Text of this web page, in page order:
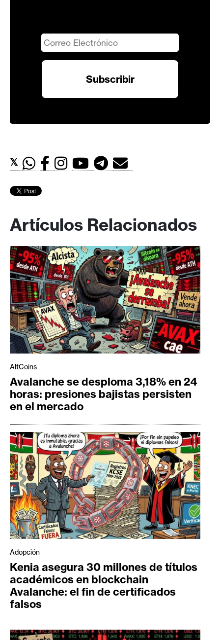
𝕏
Artículos Relacionados
AltCoins
Avalanche se desploma 3,18% en 24
horas: presiones bajistas persisten
en el mercado
Adopción
Kenia asegura 30 millones de títulos
académicos en blockchain
Avalanche: el fin de certificados
falsos